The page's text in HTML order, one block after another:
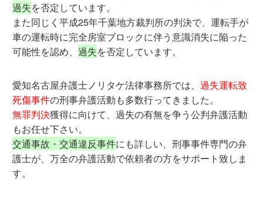
過失を否定しています。
また同じく平成25年千葉地方裁判所の判決で、運転手が
車の運転時に完全房室ブロックに伴う意識消失に陥った
可能性を認め、過失を否定しています。
愛知名古屋弁護士ノリタケ法律事務所では、過失運転致
死傷事件の刑事弁護活動も多数行ってきました。
無罪判決獲得に向けて、過失の有無を争う公判弁護活動
もお任せ下さい。
交通事故・交通違反事件にも詳しい、刑事事件専門の弁
護士が、万全の弁護活動で依頼者の方をサポート致しま
す。